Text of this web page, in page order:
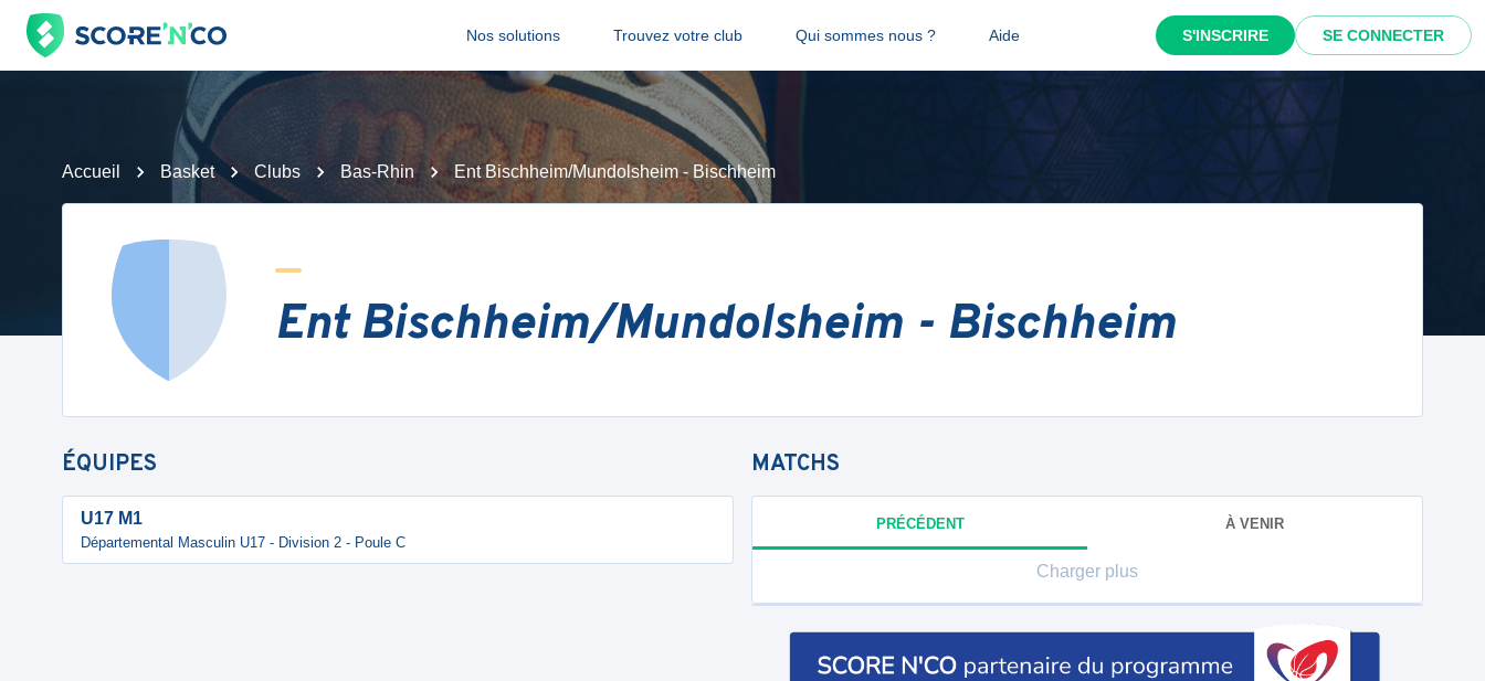
Nos solutions Trouvez votre club Qui sommes nous ? Aide S'INSCRIRE SE CONNECTER
Accueil Basket Clubs Bas-Rhin Ent Bischheim/Mundolsheim - Bischheim
Ent Bischheim/Mundolsheim - Bischheim
ÉQUIPES
U17 M1
Départemental Masculin U17 - Division 2 - Poule C
MATCHS
PRÉCÉDENT À VENIR
Charger plus